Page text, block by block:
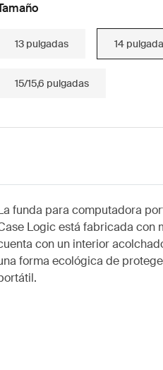
13 pulgadas 14
15/15,6 pulgadas
funda para computadora
Logic está fabricada con
con un interior
forma ecológica de